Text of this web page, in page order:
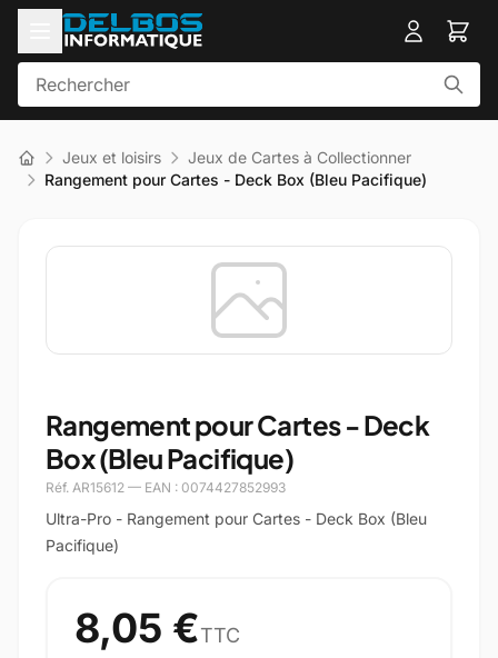
Jeux et loisirs
Jeux de Cartes à Collectionner
Rangement pour Cartes - Deck Box (Bleu Pacifique)
Rangement pour Cartes - Deck
Box (Bleu Pacifique)
Réf. AR15612 — EAN : 0074427852993
Ultra-Pro - Rangement pour Cartes - Deck Box (Bleu
Pacifique)
8,05 €TTC